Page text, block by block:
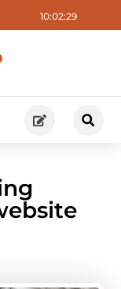
10:02:30